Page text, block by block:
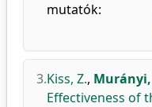
mutatók:
3.Kiss, Z.,
Effectiveness of